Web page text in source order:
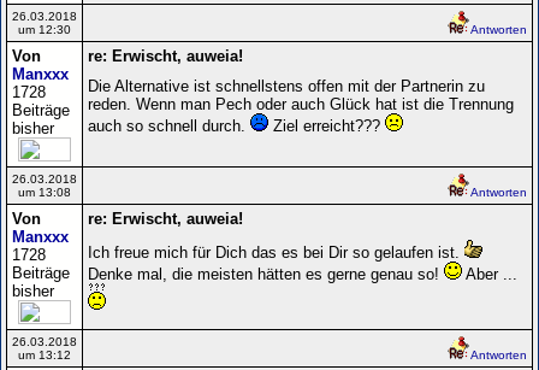
26.03.2018
um 12:30
Antworten
Von
Manxxx
1728
Beiträge
bisher
re: Erwischt, auweia!
Die Alternative ist schnellstens offen mit der Partnerin zu
reden. Wenn man Pech oder auch Glück hat ist die Trennung
auch so schnell durch.
Ziel erreicht???
26.03.2018
um 13:08
Antworten
Von
Manxxx
1728
Beiträge
bisher
re: Erwischt, auweia!
Ich freue mich für Dich das es bei Dir so gelaufen ist.
Denke mal, die meisten hätten es gerne genau so!
Aber ...
26.03.2018
um 13:12
Antworten